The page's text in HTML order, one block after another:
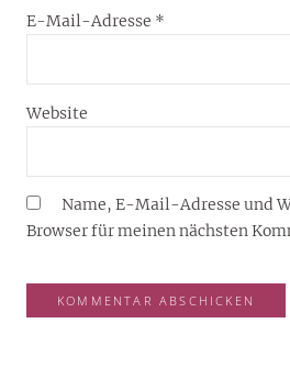
E-Mail-Adresse *
Website
Name, E-Mail-Adresse und
Browser für meinen nächsten